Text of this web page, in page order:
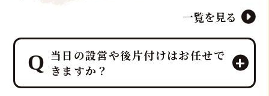
一覧を見る
当日の設営や後片付けはお任せで
きますか？